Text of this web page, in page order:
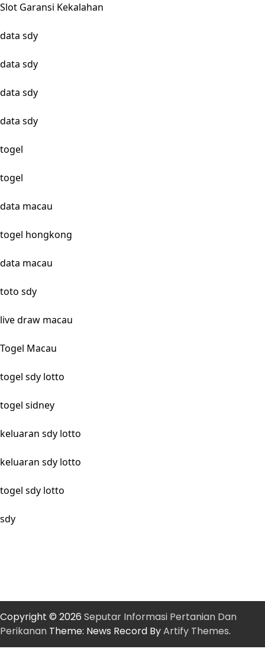
Slot Garansi Kekalahan
data sdy
data sdy
data sdy
data sdy
togel
togel
data macau
togel hongkong
data macau
toto sdy
live draw macau
Togel Macau
togel sdy lotto
togel sidney
keluaran sdy lotto
keluaran sdy lotto
togel sdy lotto
sdy
Copyright © 2026 Seputar Informasi Pertanian Dan
Perikanan Theme: News Record ByArtify Themes.